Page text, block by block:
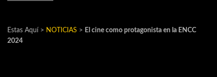
Estas Aquí > NOTICIAS > El cine como protagonista en la ENCC
2024